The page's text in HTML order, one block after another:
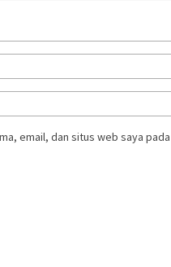
email, dan situs web saya